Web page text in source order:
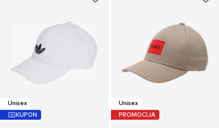
Unisex
KUPON
Unisex
PROMOCIJA